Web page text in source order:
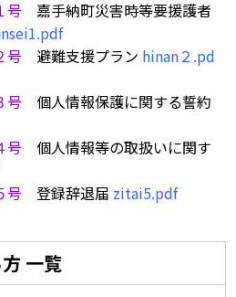
嘉手納町災害時等要援護者
避難支援プラン hinan２.pd
号 個人情報保護に関する誓約
号 個人情報等の取扱いに関す
号 登録辞退届 zitai5.pdf
一覧